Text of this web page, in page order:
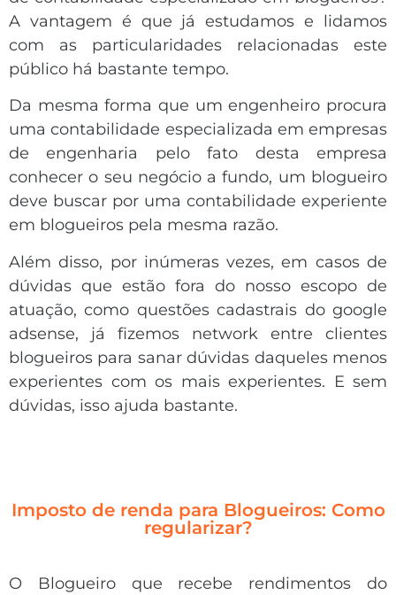
A vantagem é que já estudamos e lidamos
com as particularidades relacionadas este
público há bastante tempo.
Da mesma forma que um engenheiro procura
uma contabilidade especializada em empresas
de engenharia pelo fato desta empresa
conhecer o seu negócio a fundo, um blogueiro
deve buscar por uma contabilidade experiente
em blogueiros pela mesma razão.
Além disso, por inúmeras vezes, em casos de
dúvidas que estão fora do nosso escopo de
atuação, como questões cadastrais do google
adsense, já fizemos network entre clientes
blogueiros para sanar dúvidas daqueles menos
experientes com os mais experientes. E sem
dúvidas, isso ajuda bastante.
Imposto de renda para Blogueiros: Como
regularizar?
O Blogueiro que recebe rendimentos do